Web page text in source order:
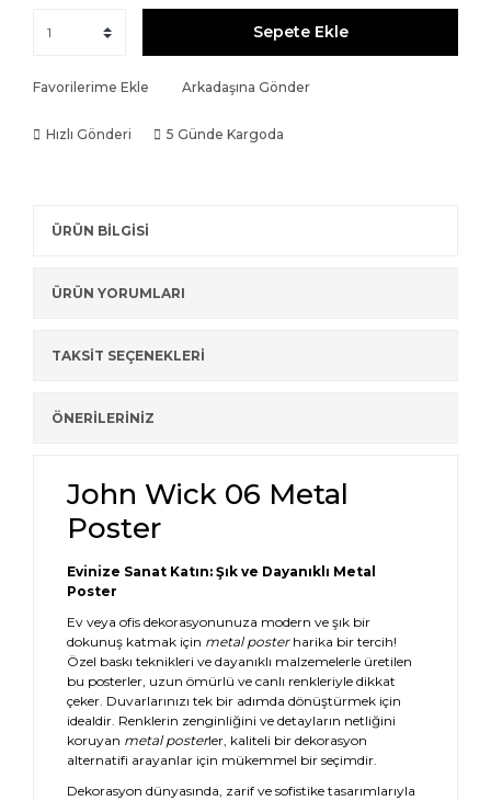
Sepete Ekle
Favorilerime Ekle Arkadaşına Gönder
Hızlı Gönderi 5 Günde Kargoda
ÜRÜN BİLGİSİ
ÜRÜN YORUMLARI
TAKSİT SEÇENEKLERİ
ÖNERİLERİNİZ
John Wick 06 Metal
Poster
Evinize Sanat Katın: Şık ve Dayanıklı Metal
Poster
Ev veya ofis dekorasyonunuza modern ve şık bir
dokunuş katmak için metal posterharika bir tercih!
Özel baskı teknikleri ve dayanıklı malzemelerle üretilen
bu posterler, uzun ömürlü ve canlı renkleriyle dikkat
çeker. Duvarlarınızı tek bir adımda dönüştürmek için
idealdir. Renklerin zenginliğini ve detayların netliğini
koruyan metal posterler, kaliteli bir dekorasyon
alternatifi arayanlar için mükemmel bir seçimdir.
Dekorasyon dünyasında, zarif ve sofistike tasarımlarıyla